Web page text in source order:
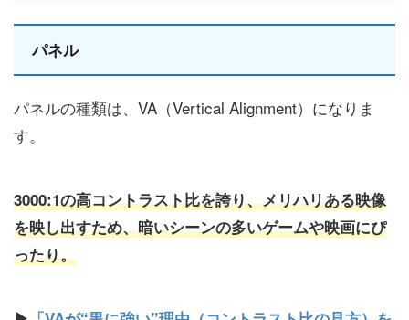
パネル
パネルの種類は、VA（Vertical Alignment）になりま
す。
3000:1の高コントラスト比を誇り、メリハリある映像
を映し出すため、暗いシーンの多いゲームや映画にぴ
ったり。